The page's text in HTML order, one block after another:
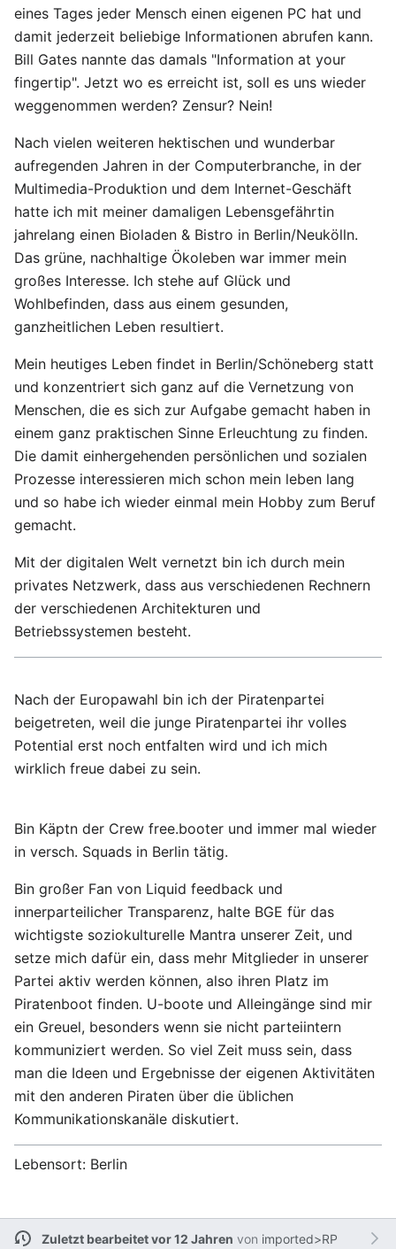
eines Tages jeder Mensch einen eigenen PC hat und
damit jederzeit beliebige Informationen abrufen kann.
Bill Gates nannte das damals "Information at your
fingertip". Jetzt wo es erreicht ist, soll es uns wieder
weggenommen werden? Zensur? Nein!
Nach vielen weiteren hektischen und wunderbar
aufregenden Jahren in der Computerbranche, in der
Multimedia-Produktion und dem Internet-Geschäft
hatte ich mit meiner damaligen Lebensgefährtin
jahrelang einen Bioladen & Bistro in Berlin/Neukölln.
Das grüne, nachhaltige Ökoleben war immer mein
großes Interesse. Ich stehe auf Glück und
Wohlbefinden, dass aus einem gesunden,
ganzheitlichen Leben resultiert.
Mein heutiges Leben findet in Berlin/Schöneberg statt
und konzentriert sich ganz auf die Vernetzung von
Menschen, die es sich zur Aufgabe gemacht haben in
einem ganz praktischen Sinne Erleuchtung zu finden.
Die damit einhergehenden persönlichen und sozialen
Prozesse interessieren mich schon mein leben lang
und so habe ich wieder einmal mein Hobby zum Beruf
gemacht.
Mit der digitalen Welt vernetzt bin ich durch mein
privates Netzwerk, dass aus verschiedenen Rechnern
der verschiedenen Architekturen und
Betriebssystemen besteht.
Nach der Europawahl bin ich der Piratenpartei
beigetreten, weil die junge Piratenpartei ihr volles
Potential erst noch entfalten wird und ich mich
wirklich freue dabei zu sein.
Bin Käptn der Crew free.booter und immer mal wieder
in versch. Squads in Berlin tätig.
Bin großer Fan von Liquid feedback und
innerparteilicher Transparenz, halte BGE für das
wichtigste soziokulturelle Mantra unserer Zeit, und
setze mich dafür ein, dass mehr Mitglieder in unserer
Partei aktiv werden können, also ihren Platz im
Piratenboot finden. U-boote und Alleingänge sind mir
ein Greuel, besonders wenn sie nicht parteiintern
kommuniziert werden. So viel Zeit muss sein, dass
man die Ideen und Ergebnisse der eigenen Aktivitäten
mit den anderen Piraten über die üblichen
Kommunikationskanäle diskutiert.
Lebensort: Berlin
Zuletzt bearbeitet vor 12 Jahren von imported>RP